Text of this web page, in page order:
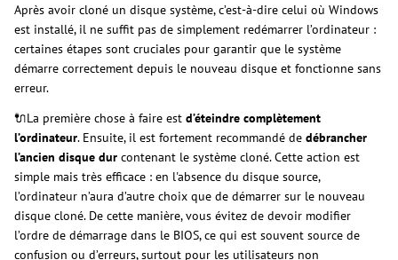
Après avoir cloné un disque système, c’est-à-dire celui où Windows
est installé, il ne suffit pas de simplement redémarrer l’ordinateur :
certaines étapes sont cruciales pour garantir que le système
démarre correctement depuis le nouveau disque et fonctionne sans
erreur.
🔌La première chose à faire est d’éteindre complètement
l’ordinateur. Ensuite, il est fortement recommandé de débrancher
l’ancien disque dur contenant le système cloné. Cette action est
simple mais très efficace : en l'absence du disque source,
l’ordinateur n’aura d’autre choix que de démarrer sur le nouveau
disque cloné. De cette manière, vous évitez de devoir modifier
l’ordre de démarrage dans le BIOS, ce qui est souvent source de
confusion ou d’erreurs, surtout pour les utilisateurs non